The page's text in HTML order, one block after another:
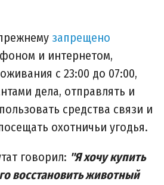
запрещено
и интернетом,
с 23:00 до 07:00,
дела, отправлять и
средства связи и
охотничьи угодья.
говорил: "Я хочу купить
восстановить животный